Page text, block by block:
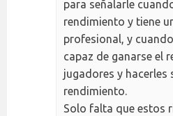
para señalarle
rendimiento y tiene
profesional, y
capaz de ganarse el
jugadores y hacerles
rendimiento.
Solo falta que estos